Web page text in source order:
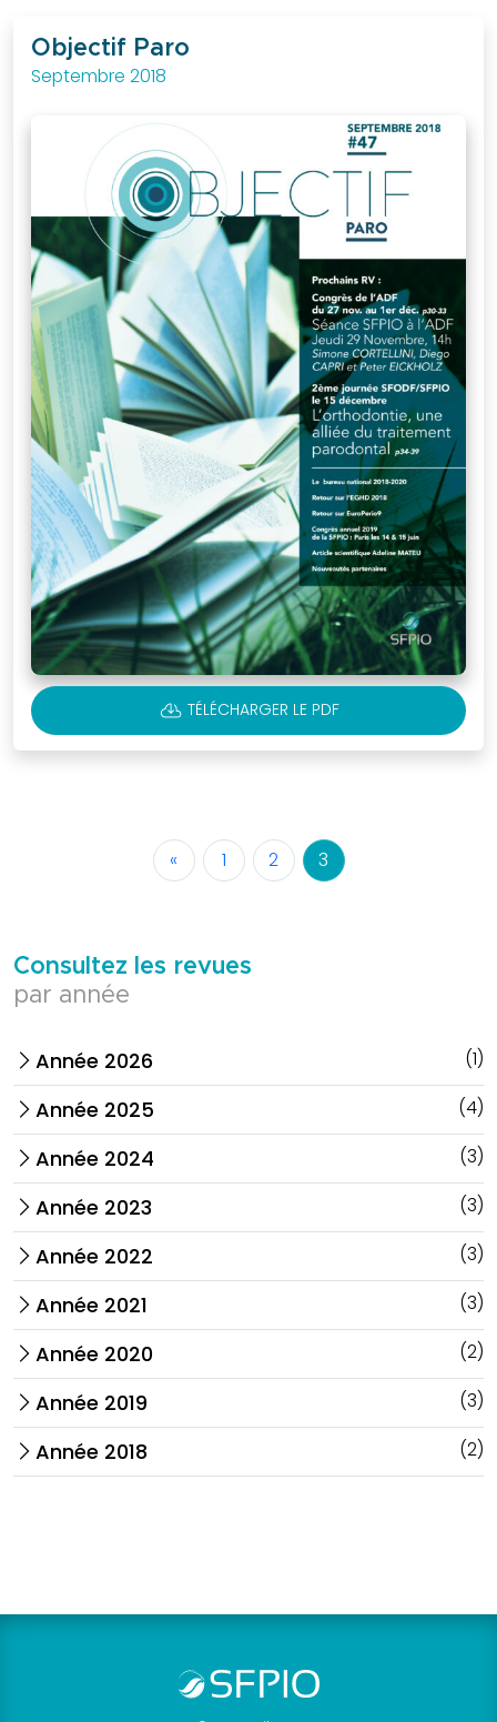
Objectif Paro
Septembre 2018
CLOUD_DOWNLOAD TÉLÉCHARGER LE PDF
« 1 2 3
Consultez les revues
par année
arrow_forward_ios Année 2026 (1)
arrow_forward_ios Année 2025 (4)
arrow_forward_ios Année 2024 (3)
arrow_forward_ios Année 2023 (3)
arrow_forward_ios Année 2022 (3)
arrow_forward_ios Année 2021 (3)
arrow_forward_ios Année 2020 (2)
arrow_forward_ios Année 2019 (3)
arrow_forward_ios Année 2018 (2)
quotidien.